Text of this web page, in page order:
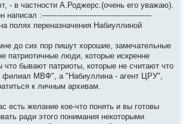
- в частности А.Роджерс.(очень его уважаю).
написал :----------------------------------------------
полях переназначения Набиуллиной
до сих пор пишут хорошие, замечательные
патриотичные люди, которые искренне
что бывают патриоты, которые не считают что
филиал МВФ", а "Набиуллина - агент ЦРУ",
к личным архивам.
есть желание кое-что понять и вы готовы
ради этого понимания некоторыми